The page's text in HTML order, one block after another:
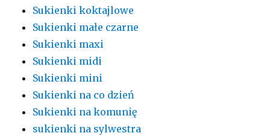
Sukienki koktajlowe
Sukienki małe czarne
Sukienki maxi
Sukienki midi
Sukienki mini
Sukienki na co dzień
Sukienki na komunię
sukienki na sylwestra